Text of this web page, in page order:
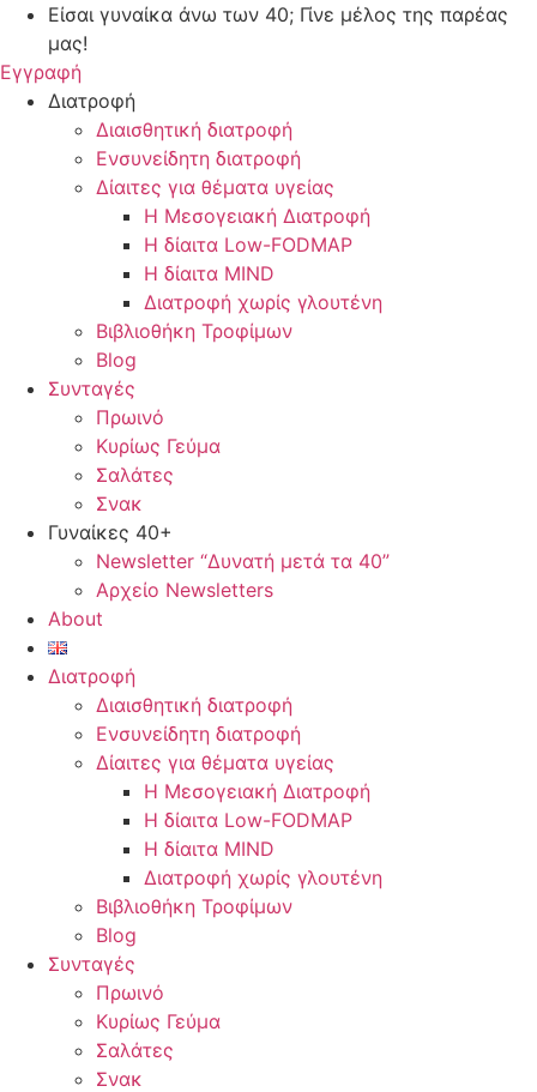
Μετάβαση
περιεχόμενο
Είσαι γυναίκα άνω των 40; Γίνε μέλος της παρέας
μας!
Εγγραφή
Διατροφή
Διαισθητική διατροφή
Ενσυνείδητη διατροφή
Δίαιτες για θέματα υγείας
Η Μεσογειακή Διατροφή
Η δίαιτα Low-FODMAP
Η δίαιτα MIND
Διατροφή χωρίς γλουτένη
Βιβλιοθήκη Τροφίμων
Blog
Συνταγές
Πρωινό
Κυρίως Γεύμα
Σαλάτες
Σνακ
Γυναίκες 40+
Newsletter “Δυνατή μετά τα 40”
Αρχείο Newsletters
About
Διατροφή
Διαισθητική διατροφή
Ενσυνείδητη διατροφή
Δίαιτες για θέματα υγείας
Η Μεσογειακή Διατροφή
Η δίαιτα Low-FODMAP
Η δίαιτα MIND
Διατροφή χωρίς γλουτένη
Βιβλιοθήκη Τροφίμων
Blog
Συνταγές
Πρωινό
Κυρίως Γεύμα
Σαλάτες
Σνακ